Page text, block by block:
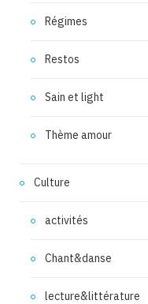
Régimes
Restos
Sain et light
Thème amour
Culture
activités
Chant&danse
lecture&littérature